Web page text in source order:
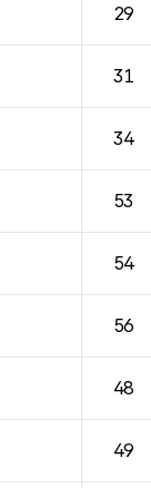
29
31
34
53
54
56
48
49